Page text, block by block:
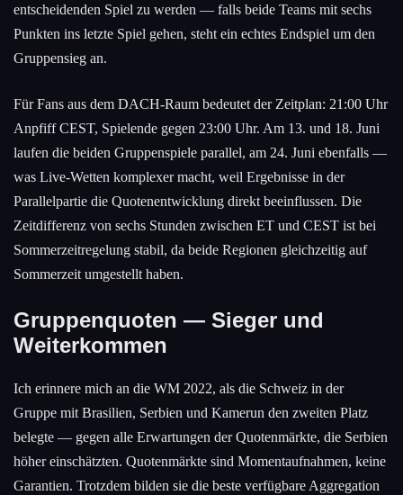
entscheidenden Spiel zu werden — falls beide Teams mit sechs
Punkten ins letzte Spiel gehen, steht ein echtes Endspiel um den
Gruppensieg an.
Für Fans aus dem DACH-Raum bedeutet der Zeitplan: 21:00 Uhr
Anpfiff CEST, Spielende gegen 23:00 Uhr. Am 13. und 18. Juni
laufen die beiden Gruppenspiele parallel, am 24. Juni ebenfalls —
was Live-Wetten komplexer macht, weil Ergebnisse in der
Parallelpartie die Quotenentwicklung direkt beeinflussen. Die
Zeitdifferenz von sechs Stunden zwischen ET und CEST ist bei
Sommerzeitregelung stabil, da beide Regionen gleichzeitig auf
Sommerzeit umgestellt haben.
Gruppenquoten — Sieger und
Weiterkommen
Ich erinnere mich an die WM 2022, als die Schweiz in der
Gruppe mit Brasilien, Serbien und Kamerun den zweiten Platz
belegte — gegen alle Erwartungen der Quotenmärkte, die Serbien
höher einschätzten. Quotenmärkte sind Momentaufnahmen, keine
Garantien. Trotzdem bilden sie die beste verfügbare Aggregation